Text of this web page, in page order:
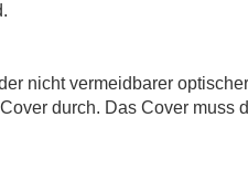
nicht vermeidbarer
durch. Das Cover muss